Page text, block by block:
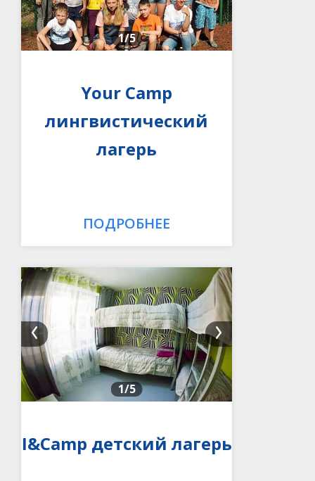
1/5
Your Camp
лингвистический
лагерь
ПОДРОБНЕЕ
1/5
I&Camp детский лагерь